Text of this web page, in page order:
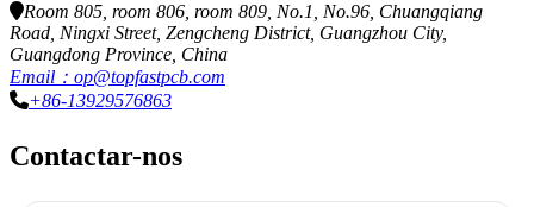
Room 805, room 806, room 809, No.1, No.96, Chuangqiang
Road, Ningxi Street, Zengcheng District, Guangzhou City,
Guangdong Province, China
Email：op@topfastpcb.com
+86-13929576863
Contactar-nos